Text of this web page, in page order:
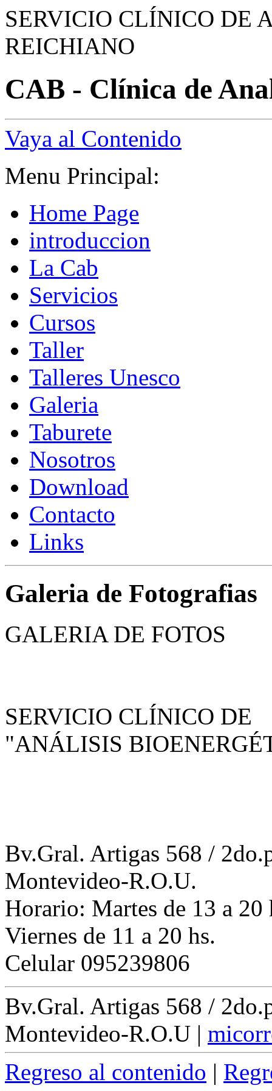
SERVICIO CLÍNICO DE
REICHIANO
CAB - Clínica de
Vaya al Contenido
Menu Principal:
Home Page
introduccion
La Cab
Servicios
Cursos
Taller
Talleres Unesco
Galeria
Taburete
Nosotros
Download
Contacto
Links
Galeria de Fotografias
GALERIA DE FOTOS
SERVICIO CLÍNICO DE
"ANÁLISIS
Bv.Gral. Artigas 568 /
Montevideo-R.O.U.
Horario: Martes de 13 a 20
Viernes de 11 a 20 hs.
Celular 095239806
Bv.Gral. Artigas 568 /
Montevideo-R.O.U |
Regreso al contenido |